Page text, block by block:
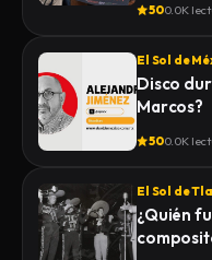
500.0K
El Sol de
Disco
Marcos?
500.0K
El Sol de
¿Quién